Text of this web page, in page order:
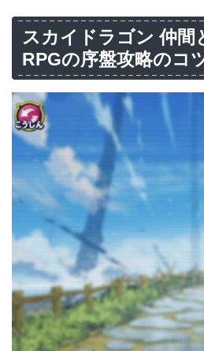
スカイドラゴン 仲間
RPGの序盤攻略のコ